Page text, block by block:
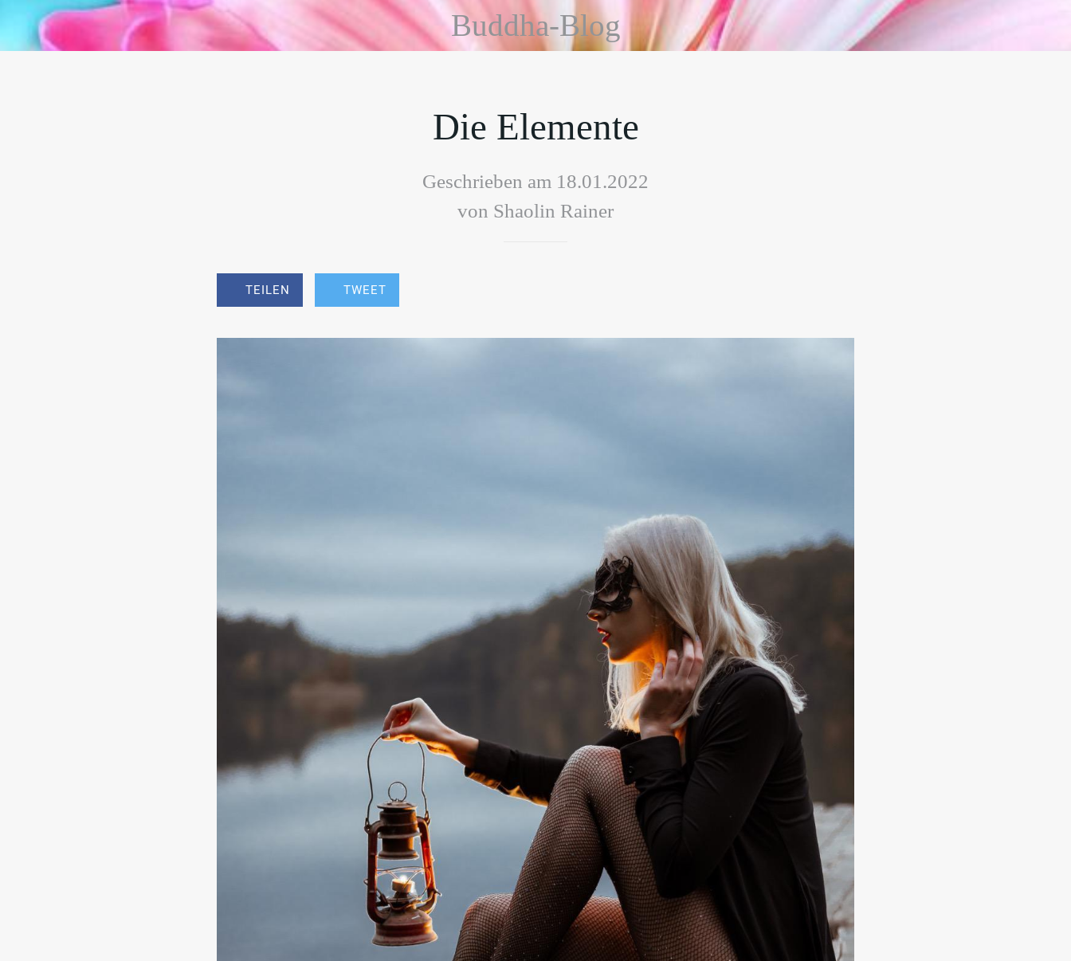
Buddha-Blog
Die Elemente
Geschrieben am 18.01.2022
von Shaolin Rainer
TEILEN TWEET